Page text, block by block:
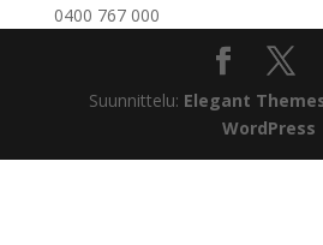
0400 767 000
Suunnittelu: Elegant
WordPress